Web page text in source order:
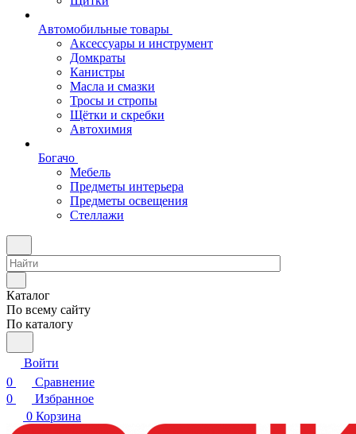
Автомобильные товары
Аксессуары и инструмент
Домкраты
Канистры
Масла и смазки
Тросы и стропы
Щётки и скребки
Автохимия
Богачо
Мебель
Предметы интерьера
Предметы освещения
Стеллажи
Каталог
По всему сайту
По каталогу
Войти
0
Сравнение
0
Избранное
0 Корзина